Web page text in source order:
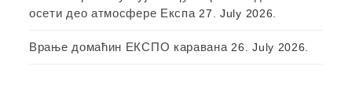
осети део атмосфере Експа 27. July 2026.
Врање домаћин ЕКСПО каравана 26. July 2026.